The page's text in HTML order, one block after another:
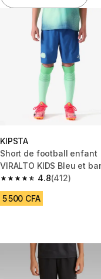
KIPSTA
Short de football enfant
VIRALTO KIDS Bleu et
verte
4.8
4.8 out of 5 stars from
(412)
5 500 CFA